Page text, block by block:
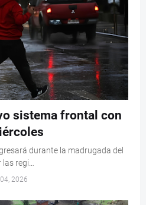
sistema frontal con
durante la madrugada del
regi…
2026